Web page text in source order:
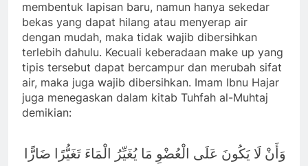
membentuk lapisan baru, namun hanya sekedar
bekas yang dapat hilang atau menyerap air
dengan mudah, maka tidak wajib dibersihkan
terlebih dahulu. Kecuali keberadaan make up yang
tipis tersebut dapat bercampur dan merubah sifat
air, maka juga wajib dibersihkan. Imam Ibnu Hajar
juga menegaskan dalam kitab Tuhfah al-Muhtaj
demikian:
وَأَنْ لَا يَكُونَ عَلَى الْعُضْوِ مَا يُغَيِّرُ الْمَاءَ تَغَيُّرًا ضَارًّا